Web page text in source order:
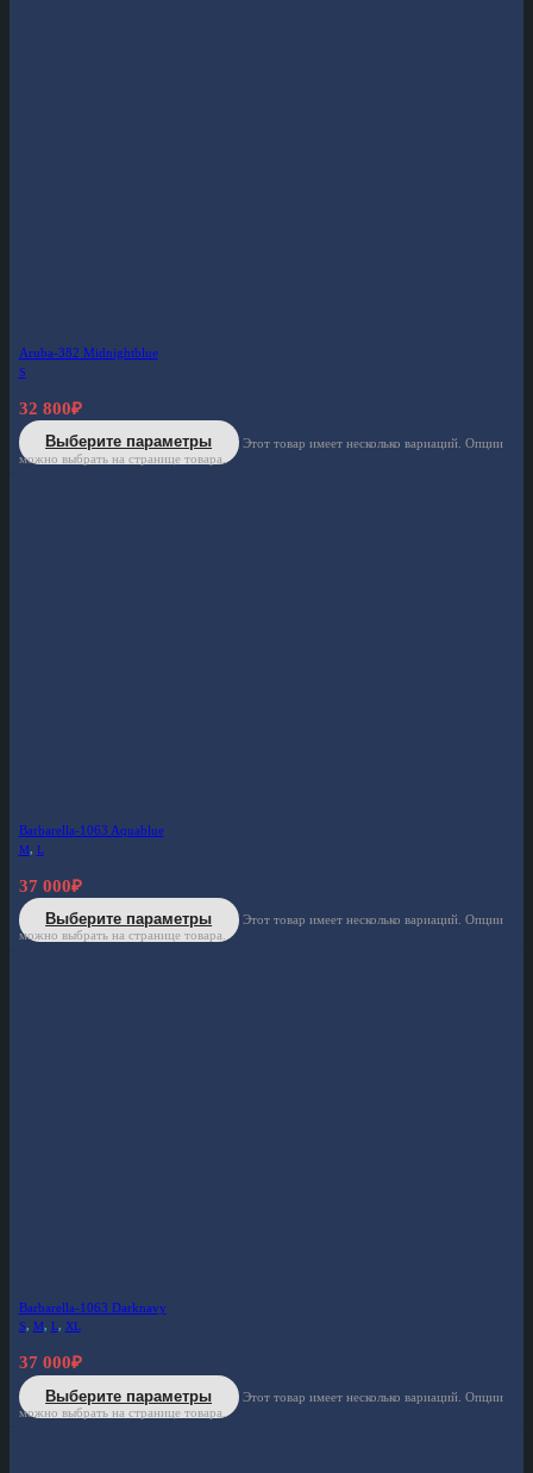
Aruba-382 Midnightblue
S
32 800₽
Выберите параметры
Этот товар имеет несколько вариаций. Опции
можно выбрать на странице товара.
Barbarella-1063 Aquablue
M, L
37 000₽
Выберите параметры
Этот товар имеет несколько вариаций. Опции
можно выбрать на странице товара.
Barbarella-1063 Darknavy
S, M, L, XL
37 000₽
Выберите параметры
Этот товар имеет несколько вариаций. Опции
можно выбрать на странице товара.